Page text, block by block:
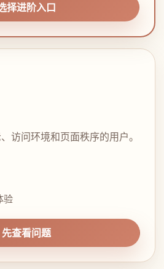
择进阶入口
访问环境和页面秩序的用户。
验
先查看问题